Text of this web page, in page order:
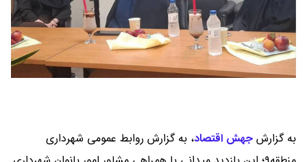
به گزارشجهش اقتصاد، به گزارش روابط عمومی شهرداری